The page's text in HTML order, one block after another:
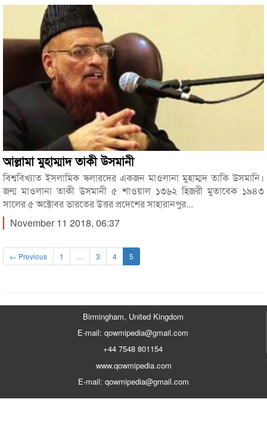
আল্লামা মুহাম্মাদ তাকী উসমানী
বিশ্ববিখ্যাত ইসলামিক স্কলারদের একজন মাওলানা মুহাম্মদ তাকি উসমানি।
জন্ম মাওলানা তাকী উসমানী ৫ শাওয়াল ১৩৬২ হিজরী মুতাবেক ১৯৪৩
সালের ৫ অক্টোবর ভারতের উত্তর প্রদেশের সাহারানপুর...
November 11 2018, 06:37
← Previous 1 … 3 4 5
Birmingham, United Kingdom
E-mail: qowmipedia@gmail.com
+44 7548 801154
www.qowmipedia.com
E-mail: qowmipedia@gmail.com